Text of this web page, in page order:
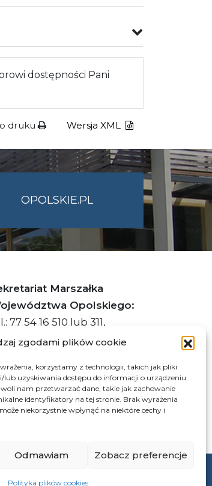
zgodami plików cookie
korzystamy z technologii, takich jak pliki
lub uzyskiwania dostępu do informacji o urządzeniu.
nam przetwarzać dane, takie jak zachowanie
identyfikatory na tej stronie. Brak wyrażenia
niekorzystnie wpłynąć na niektóre cechy i
Odmawiam Zobacz preferencje
Polityka plików cookies
dostępności Pani
druku Wersja XML
OPOLSKIE.PL
Marszałka
Opolskiego:
77 54 16 510 lub 311,
77 54 16 512
/q877fxtk55/SkrytkaESP
73759-IGTUV-14
Województwa Opolskiego